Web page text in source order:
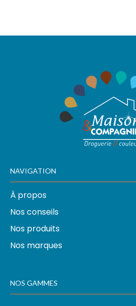
NAVIGATION
À propos
Nos conseils
Nos produits
Nos marques
NOS GAMMES